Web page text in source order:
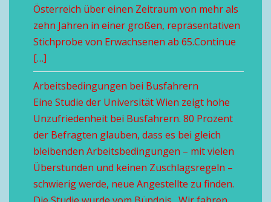
Österreich über einen Zeitraum von mehr als
zehn Jahren in einer großen, repräsentativen
Stichprobe von Erwachsenen ab 65.Continue
[…]
Arbeitsbedingungen bei Busfahrern
Eine Studie der Universität Wien zeigt hohe
Unzufriedenheit bei Busfahrern. 80 Prozent
der Befragten glauben, dass es bei gleich
bleibenden Arbeitsbedingungen – mit vielen
Überstunden und keinen Zuschlagsregeln –
schwierig werde, neue Angestellte zu finden.